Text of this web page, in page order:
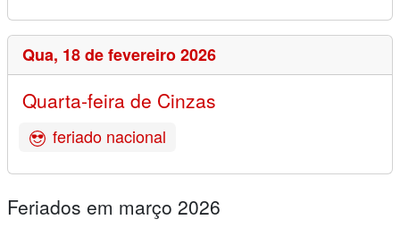
Qua, 18 de fevereiro 2026
Quarta-feira de Cinzas
feriado nacional
Feriados em março 2026